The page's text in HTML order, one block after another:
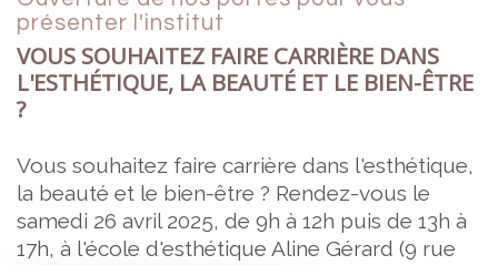
présenter l'institut
VOUS SOUHAITEZ FAIRE CARRIÈRE DANS
L'ESTHÉTIQUE, LA BEAUTÉ ET LE BIEN-ÊTRE
?
Vous souhaitez faire carrière dans l'esthétique,
la beauté et le bien-être ? Rendez-vous le
samedi 26 avril 2025, de 9h à 12h puis de 13h à
17h, à l'école d'esthétique Aline Gérard (9 rue